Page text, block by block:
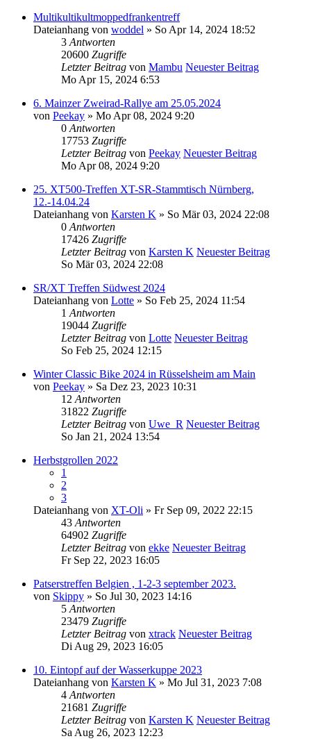
Multikultikultmoppedfrankentreff
Dateianhang von woddel » So Apr 14, 2024 18:52
3 Antworten
20600 Zugriffe
Letzter Beitrag von Mambu Neuester Beitrag
Mo Apr 15, 2024 6:53
6. Mainzer Zweirad-Rallye am 25.05.2024
von Peekay » Mo Apr 08, 2024 9:20
0 Antworten
17753 Zugriffe
Letzter Beitrag von Peekay Neuester Beitrag
Mo Apr 08, 2024 9:20
25. XT500-Treffen XT-SR-Stammtisch Nürnberg,
12.-14.04.24
Dateianhang von Karsten K » So Mär 03, 2024 22:08
0 Antworten
17426 Zugriffe
Letzter Beitrag von Karsten K Neuester Beitrag
So Mär 03, 2024 22:08
SR/XT Treffen Südwest 2024
Dateianhang von Lotte » So Feb 25, 2024 11:54
1 Antworten
19044 Zugriffe
Letzter Beitrag von Lotte Neuester Beitrag
So Feb 25, 2024 12:15
Winter Classic Bike 2024 in Rüsselsheim am Main
von Peekay » Sa Dez 23, 2023 10:31
12 Antworten
31822 Zugriffe
Letzter Beitrag von Uwe_R Neuester Beitrag
So Jan 21, 2024 13:54
Herbstgrollen 2022
1
2
3
Dateianhang von XT-Oli » Fr Sep 09, 2022 22:15
43 Antworten
64902 Zugriffe
Letzter Beitrag von ekke Neuester Beitrag
Fr Sep 22, 2023 16:05
Patserstreffen Belgien , 1-2-3 september 2023.
von Skippy » So Jul 30, 2023 14:16
5 Antworten
23479 Zugriffe
Letzter Beitrag von xtrack Neuester Beitrag
Di Aug 29, 2023 16:05
10. Eintopf auf der Wasserkuppe 2023
Dateianhang von Karsten K » Mo Jul 31, 2023 7:08
4 Antworten
21681 Zugriffe
Letzter Beitrag von Karsten K Neuester Beitrag
Sa Aug 26, 2023 12:23